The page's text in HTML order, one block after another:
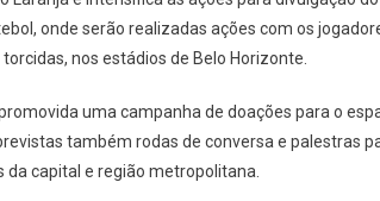
onde serão realizadas ações com os
nos estádios de Belo Horizonte.
uma campanha de doações para o
também rodas de conversa e palestras
da capital e região metropolitana.